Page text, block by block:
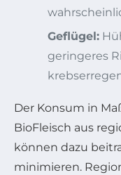
Geflügel:
geringeres
Der Konsum in
BioFleisch aus
können dazu
minimieren.